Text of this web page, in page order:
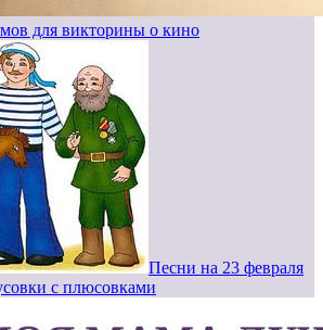
для викторины о кино
Песни на 23 февраля
с плюсовками